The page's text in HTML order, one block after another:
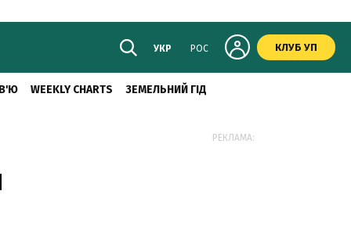
УКР РОС КЛУБ УП
WEEKLY CHARTS ЗЕМЕЛЬНИЙ ГІД
РЕКЛАМА: